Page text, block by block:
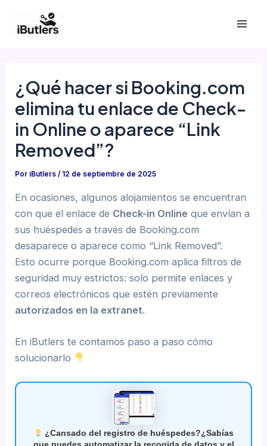
¿Qué hacer si Booking.com
elimina tu enlace de Check-
in Online o aparece “Link
Removed”?
Por iButlers/ 12 de septiembre de 2025
En ocasiones, algunos alojamientos se encuentran
con que el enlace de Check-in Online que envían a
sus huéspedes a través de Booking.com
desaparece o aparece como “Link Removed”.
Esto ocurre porque Booking.com aplica filtros de
seguridad muy estrictos: solo permite enlaces y
correos electrónicos que estén previamente
autorizados en la extranet.
En iButlers te contamos paso a paso cómo
solucionarlo
¿Cansado del registro de huéspedes?¿Sabías